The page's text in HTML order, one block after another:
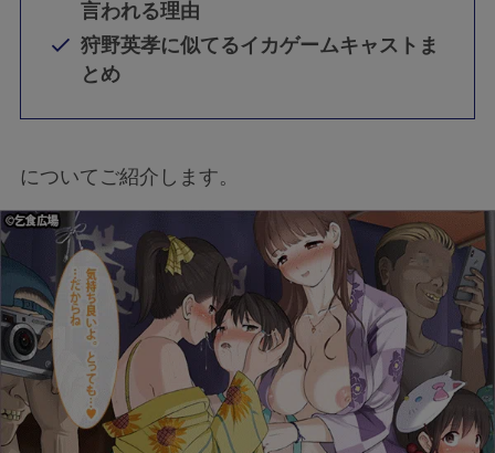
言われる理由
狩野英孝に似てるイカゲームキャストま
とめ
についてご紹介します。